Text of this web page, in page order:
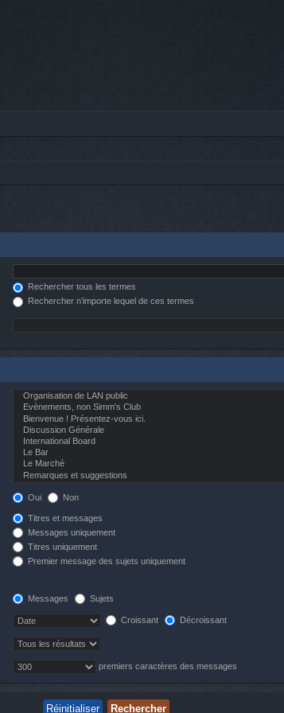
Rechercher tous les termes
Rechercher n’importe lequel de ces termes
Oui Non
Titres et messages
Messages uniquement
Titres uniquement
Premier message des sujets uniquement
Messages Sujets
Croissant Décroissant
premiers caractères des messages